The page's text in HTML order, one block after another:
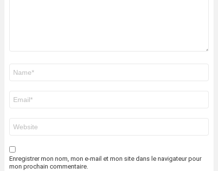
mail
*
web
Enregistrer mon nom, mon e-mail et mon site dans le navigateur pour
mon prochain commentaire.